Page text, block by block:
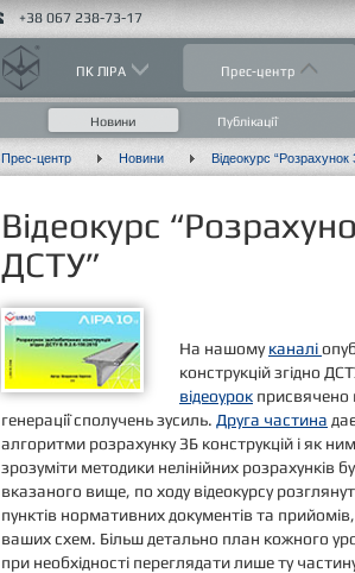
+38 067 238-73-17
ПК ЛІРА Прес-центр
Новини Публікації
Прес-центр Новини
Відеокурс
ДСТУ”
На нашомуканалі
конструкцій згідно
відеоурок присвячено
генерації сполучень зусиль. Друга частина
алгоритми розрахунку ЗБ конструкцій і як
зрозуміти методики нелінійних
вказаного вище, по ходу відеокурсу
пунктів нормативних документів та
ваших схем. Більш детально план кожного
при необхідності переглядати лише ту